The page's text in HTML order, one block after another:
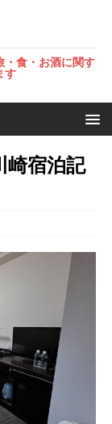
・食・お酒に関す
す
宿泊記